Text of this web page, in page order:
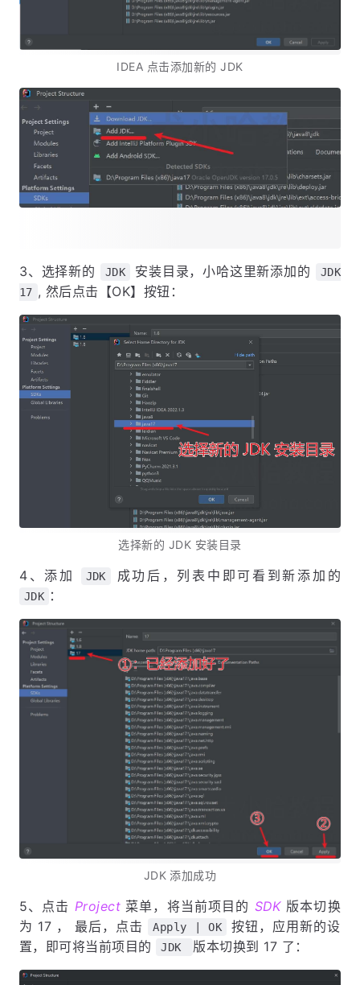
IDEA 点击添加新的 JDK
3、选择新的 JDK 安装目录，小哈这里新添加的
JDK
17 , 然后点击【OK】按钮：
选择新的 JDK 安装目录
4、添加 JDK 成功后，列表中即可看到新添加的
JDK ：
JDK 添加成功
5、点击 Project 菜单，将当前项目的 SDK版本切换
为 17 ， 最后，点击
Apply | OK
按钮，应用新的设
置，即可将当前项目的
JDK 版本切换到 17 了：